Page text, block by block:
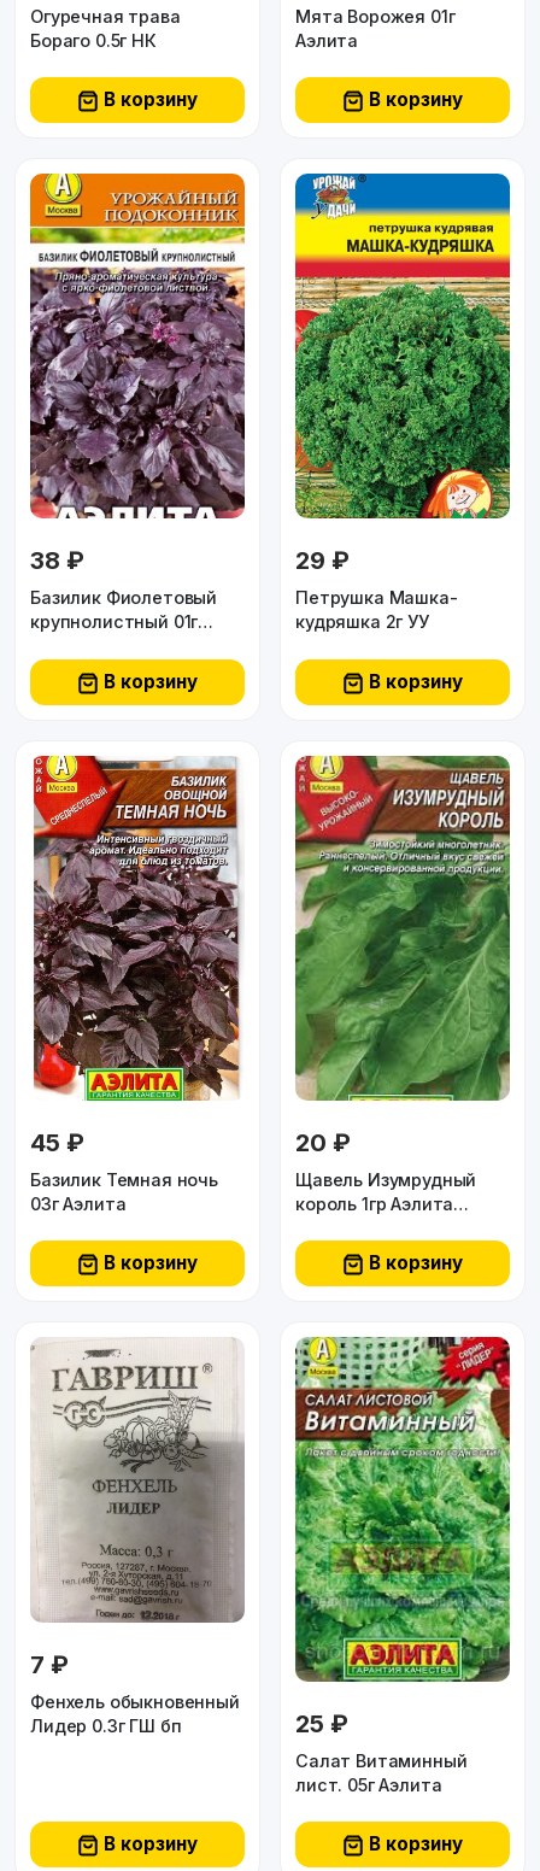
Огуречная трава
Бораго 0.5г НК
В корзину
Мята Ворожея 01г
Аэлита
В корзину
38 ₽
Базилик Фиолетовый
крупнолистный 01г
В корзину
29 ₽
Петрушка Машка-
кудряшка 2г УУ
В корзину
45 ₽
Базилик Темная ночь
03г Аэлита
В корзину
20 ₽
Щавель Изумрудный
король 1гр Аэлита
В корзину
7 ₽
Фенхель обыкновенный
Лидер 0.3г ГШ бп
В корзину
25 ₽
Салат Витаминный
лист. 05г Аэлита
В корзину